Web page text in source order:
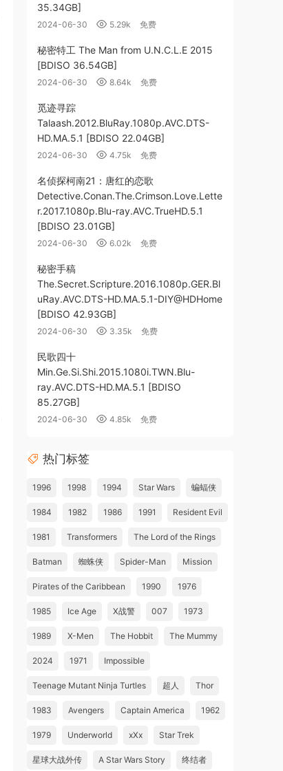
35.34GB]
2024-06-30 5.29k 免费
秘密特工 The Man from U.N.C.L.E 2015
[BDISO 36.54GB]
2024-06-30 8.64k 免费
觅迹寻踪
Talaash.2012.BluRay.1080p.AVC.DTS-
HD.MA.5.1 [BDISO 22.04GB]
2024-06-30 4.75k 免费
名侦探柯南21：唐红的恋歌
Detective.Conan.The.Crimson.Love.Lette
r.2017.1080p.Blu-ray.AVC.TrueHD.5.1
[BDISO 23.01GB]
2024-06-30 6.02k 免费
秘密手稿
The.Secret.Scripture.2016.1080p.GER.Bl
uRay.AVC.DTS-HD.MA.5.1-DIY@HDHome
[BDISO 42.93GB]
2024-06-30 3.35k 免费
民歌四十
Min.Ge.Si.Shi.2015.1080i.TWN.Blu-
ray.AVC.DTS-HD.MA.5.1 [BDISO
85.27GB]
2024-06-30 4.85k 免费
热门标签
1996 1998 1994 Star Wars 蝙蝠侠
1984 1982 1986 1991 Resident Evil
1981 Transformers The Lord of the Rings
Batman 蜘蛛侠 Spider-Man Mission
Pirates of the Caribbean 1990 1976
1985 Ice Age X战警 007 1973
1989 X-Men The Hobbit The Mummy
2024 1971 Impossible
Teenage Mutant Ninja Turtles 超人 Thor
1983 Avengers Captain America 1962
1979 Underworld xXx Star Trek
星球大战外传 A Star Wars Story 终结者